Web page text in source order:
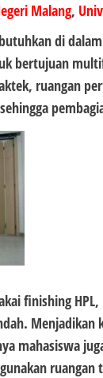
Malang,
di
bertujuan
ruangan
finishing
Menjadikan
mahasiswa
ruangan